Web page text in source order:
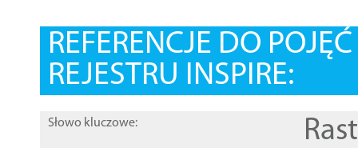
REFERENCJE DO
REJESTRU INSPIRE:
Słowo kluczowe: